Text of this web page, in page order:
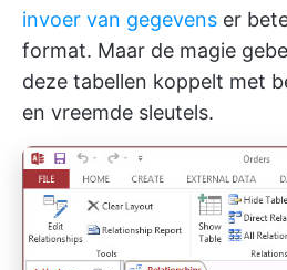
invoer van gegevens er
format. Maar de magie
deze tabellen koppelt met
en vreemde sleutels.